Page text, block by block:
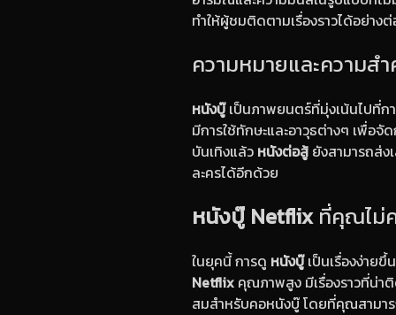
ทำให้ผู้ชมติดตามเรื่องราวได้อย่างต่
ความหมายและความ
หนังบู๊เป็นภาพยนตร์ที่มุ่งเน้นไปที่ก
มีการใช้ทักษะและอาวุธต่างๆ เพื่อ
บันเทิงแล้ว หนังต่อสู้ ยังสามารถส่
ละครได้อีกด้วย
หนังบู๊ Netflixที่คุณไม่
ในยุคนี้ การดู หนังบู๊เป็นเรื่องง่าย
Netflix คุณภาพสูง มีเรื่องราวที่น่า
สมสำหรับคอหนังบู๊ โดยที่คุณสามา